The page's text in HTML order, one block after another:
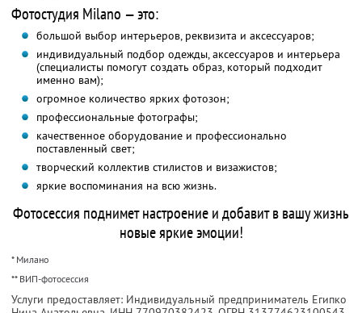
Фотостудия Milano — это:
большой выбор интерьеров, реквизита и аксессуаров;
индивидуальный подбор одежды, аксессуаров и интерьера
(специалисты помогут создать образ, который подходит
именно вам);
огромное количество ярких фотозон;
профессиональные фотографы;
качественное оборудование и профессионально
поставленный свет;
творческий коллектив стилистов и визажистов;
яркие воспоминания на всю жизнь.
Фотосессия поднимет настроение и добавит в вашу жизнь
новые яркие эмоции!
* Милано
** ВИП-фотосессия
Услуги предоставляет: Индивидуальный предприниматель Египко